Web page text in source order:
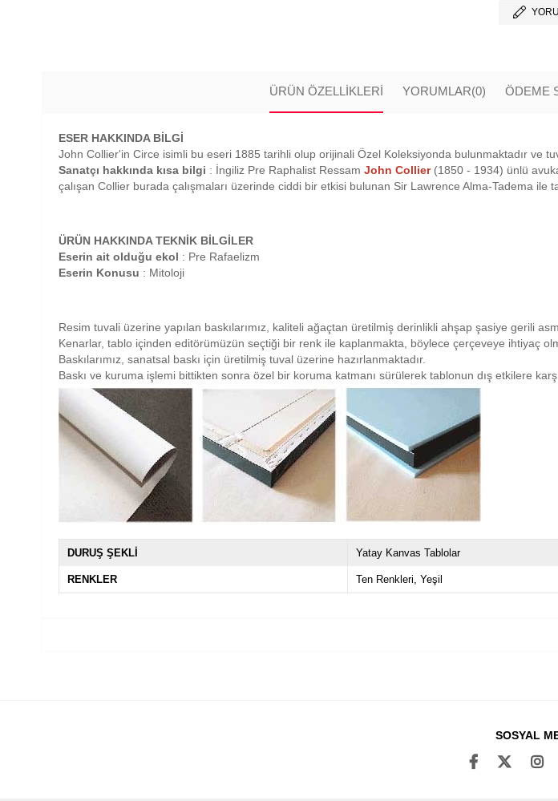
ÜRÜN ÖZELLIKLERI YORUMLAR(0) ÖDEME
ESER HAKKINDA BİLGİ
John Collier'in Circe isimli bu eseri 1885 tarihli olup orijinali Özel Koleksiyonda bulunmaktadır ve
Sanatçı hakkında kısa bilgi : İngiliz Pre Raphalist Ressam John Collier(1850 - 1934) ünlü
çalışan Collier burada çalışmaları üzerinde ciddi bir etkisi bulunan Sir Lawrence Alma-Tadema
ÜRÜN HAKKINDA TEKNİK BİLGİLER
Eserin ait olduğu ekol : Pre Rafaelizm
Eserin Konusu : Mitoloji
Resim tuvali üzerine yapılan baskılarımız, kaliteli ağaçtan üretilmiş derinlikli ahşap şasiye gerili
Kenarlar, tablo içinden editörümüzün seçtiği bir renk ile kaplanmakta, böylece çerçeveye ihtiyaç
Baskılarımız, sanatsal baskı için üretilmiş tuval üzerine hazırlanmaktadır.
Baskı ve kuruma işlemi bittikten sonra özel bir koruma katmanı sürülerek tablonun dış etkilere
DURUŞ ŞEKLİ Yatay Kanvas Tablolar
RENKLER Ten Renkleri Yeşil
SOSYAL